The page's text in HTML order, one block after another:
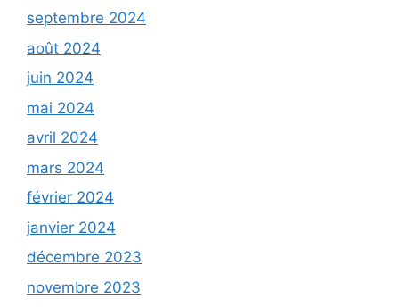
septembre 2024
août 2024
juin 2024
mai 2024
avril 2024
mars 2024
février 2024
janvier 2024
décembre 2023
novembre 2023